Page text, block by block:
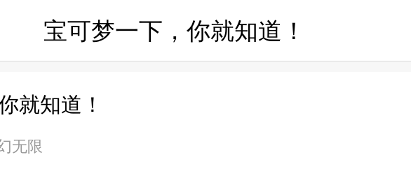
宝可梦一下，你就知道！
就知道！
无限